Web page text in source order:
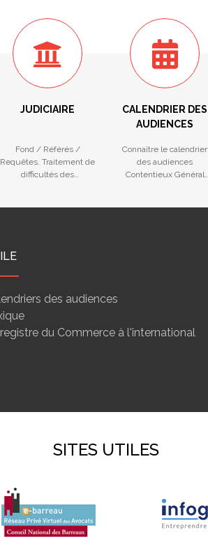
JUDICIAIRE
Fond / Référés /
Requêtes. Traitement de
difficultés des
CALENDRIER DES
AUDIENCES
Connaître le calendrier
des audiences
Contentieux Général
des audiences
du Commerce à l'international
SITES UTILES